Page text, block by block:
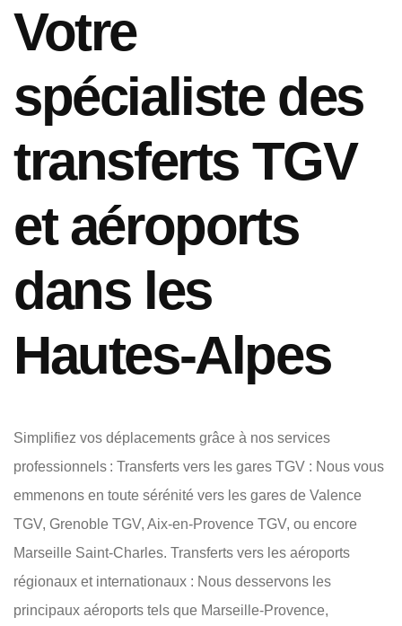
Votre
spécialiste des
transferts TGV
et aéroports
dans les
Hautes-Alpes
Simplifiez vos déplacements grâce à nos services
professionnels : Transferts vers les gares TGV : Nous vous
emmenons en toute sérénité vers les gares de Valence
TGV, Grenoble TGV, Aix-en-Provence TGV, ou encore
Marseille Saint-Charles. Transferts vers les aéroports
régionaux et internationaux : Nous desservons les
principaux aéroports tels que Marseille-Provence,